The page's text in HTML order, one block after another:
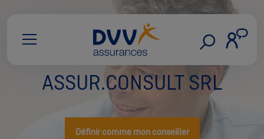
ASSUR.CONSULT SRL
Définir comme mon conseiller